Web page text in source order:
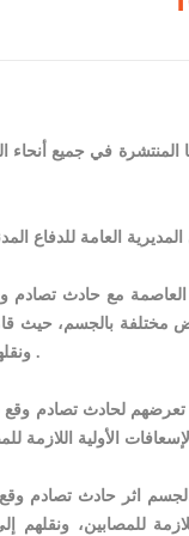
أشخاص بجروح ورضوض مختلفة
ونقلهم إلى مستشفى التوتنجي الحكومي، وحالتهم العامة متوسطة .
اثر حادث تصادم
للمصابين،